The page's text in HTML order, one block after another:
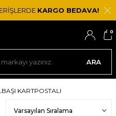
KARGO BEDAVA!
ARA
0
KARTPOSTALI